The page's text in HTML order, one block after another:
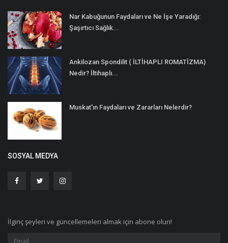
Nar Kabuğunun Faydaları ve Ne İşe Yaradığı:
Şaşırtıcı Sağlık...
Ankilozan Spondilit ( İLTİHAPLI ROMATİZMA)
Nedir? İltihaplı...
Muskat'ın Faydaları ve Zararları Nelerdir?
SOSYAL MEDYA
İlginç şeyleri ve güncellemeleri almak için abone olun!